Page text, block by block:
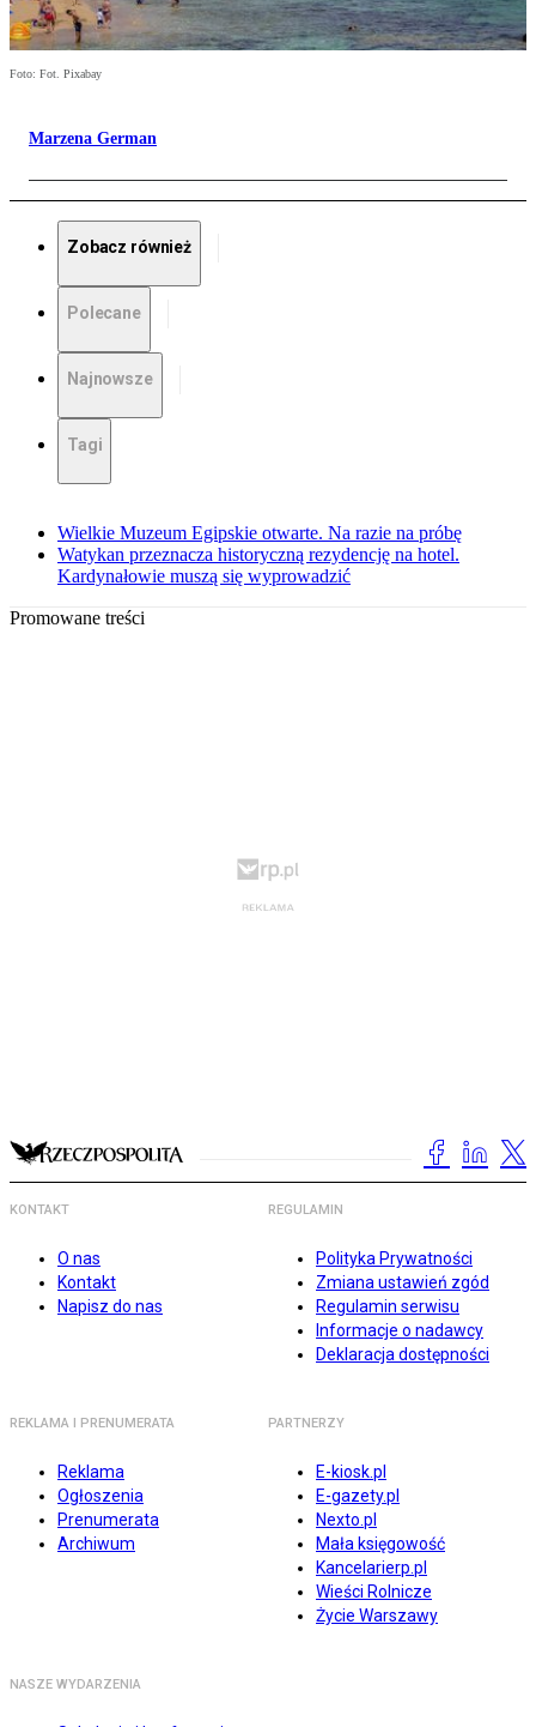
Foto: Fot. Pixabay
Marzena German
Zobacz również
Polecane
Najnowsze
Tagi
Wielkie Muzeum Egipskie otwarte. Na razie na próbę
Watykan przeznacza historyczną rezydencję na hotel.
Kardynałowie muszą się wyprowadzić
Promowane treści
KONTAKT
O nas
Kontakt
Napisz do nas
REGULAMIN
Polityka Prywatności
Zmiana ustawień zgód
Regulamin serwisu
Informacje o nadawcy
Deklaracja dostępności
REKLAMA I PRENUMERATA
Reklama
Ogłoszenia
Prenumerata
Archiwum
PARTNERZY
E-kiosk.pl
E-gazety.pl
Nexto.pl
Mała księgowość
Kancelarierp.pl
Wieści Rolnicze
Życie Warszawy
NASZE WYDARZENIA